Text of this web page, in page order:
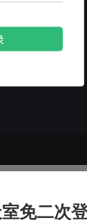
免二次